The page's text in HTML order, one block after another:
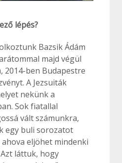
lépés?
Bazsik Ádám
majd végül
2014-ben Budapestre
A Jezsuiták
nekünk a
Sok fiatallal
vált számunkra,
egy buli sorozatot
eljöhet mindenki
láttuk, hogy